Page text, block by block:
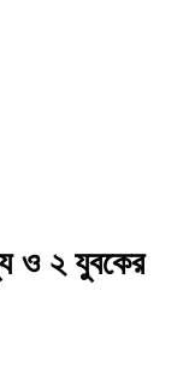
ও ২ যুবকের